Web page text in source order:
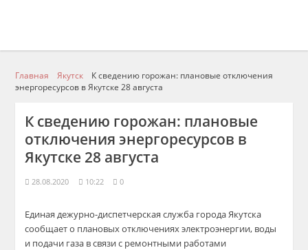
Главная Якутск
К сведению горожан: плановые отключения
энергоресурсов в Якутске 28 августа
К сведению горожан: плановые
отключения энергоресурсов в
Якутске 28 августа
28.08.2020 10:22 0
Единая дежурно-диспетчерская служба города Якутска
сообщает о плановых отключениях электроэнергии, воды
и подачи газа в связи с ремонтными работами